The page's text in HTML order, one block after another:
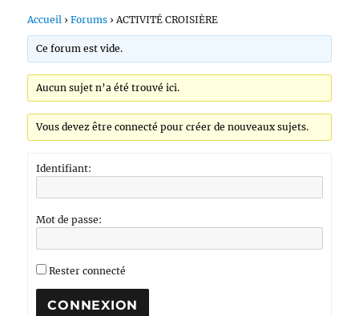
Accueil › Forums › ACTIVITÉ CROISIÈRE
Ce forum est vide.
Aucun sujet n’a été trouvé ici.
Vous devez être connecté pour créer de nouveaux sujets.
Identifiant:
Mot de passe:
Rester connecté
CONNEXION